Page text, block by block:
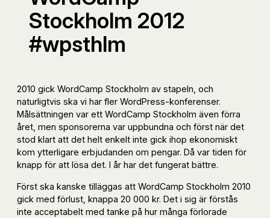
Stockholm 2012
#wpsthlm
2010 gick WordCamp Stockholm av stapeln, och
naturligtvis ska vi har fler WordPress-konferenser.
Målsättningen var ett WordCamp Stockholm även förra
året, men sponsorerna var uppbundna och först när det
stod klart att det helt enkelt inte gick ihop ekonomiskt
kom ytterligare erbjudanden om pengar. Då var tiden för
knapp för att lösa det. I år har det fungerat bättre.
Först ska kanske tilläggas att WordCamp Stockholm 2010
gick med förlust, knappa 20 000 kr. Det i sig är förstås
inte acceptabelt med tanke på hur många förlorade